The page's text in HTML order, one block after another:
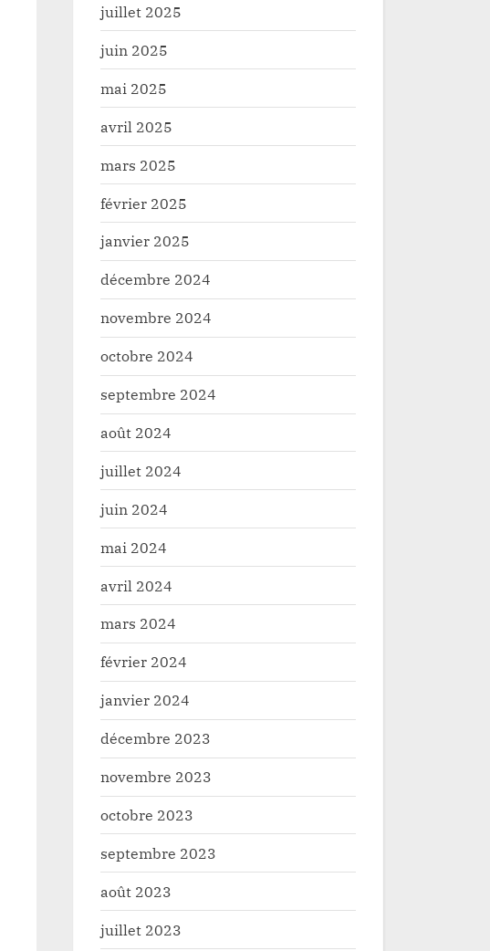
juillet 2025
juin 2025
mai 2025
avril 2025
mars 2025
février 2025
janvier 2025
décembre 2024
novembre 2024
octobre 2024
septembre 2024
août 2024
juillet 2024
juin 2024
mai 2024
avril 2024
mars 2024
février 2024
janvier 2024
décembre 2023
novembre 2023
octobre 2023
septembre 2023
août 2023
juillet 2023